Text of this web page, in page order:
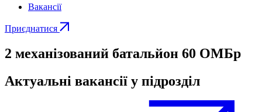
Вакансії
Приєднатися
2 механізований батальйон 60 ОМБр
Актуальні вакансії у підрозділ